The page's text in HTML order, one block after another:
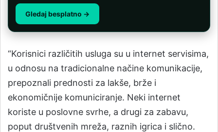
Gledaj besplatno →
“Korisnici različitih usluga su u internet servisima,
u odnosu na tradicionalne načine komunikacije,
prepoznali prednosti za lakše, brže i
ekonomičnije komuniciranje. Neki internet
koriste u poslovne svrhe, a drugi za zabavu,
poput društvenih mreža, raznih igrica i slično.